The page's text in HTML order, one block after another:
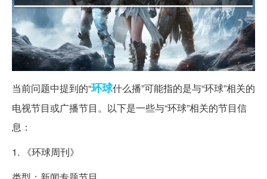
当前问题中提到的“环球什么播”可能指的是与“环球”相关的
电视节目或广播节目。以下是一些与“环球”相关的节目信
息：
1. 《环球周刊》